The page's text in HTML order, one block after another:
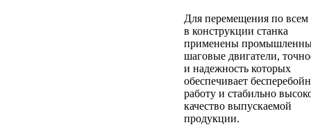
Для перемещения по всем
в конструкции станка
применены
шаговые двигатели,
и надежность которых
обеспечивает
работу и стабильно
качество выпускаемой
продукции.